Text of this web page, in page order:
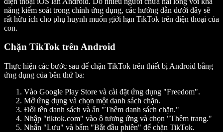
năng kiểm soát trong chính ứng dụng, các hướng dẫn dưới đây sẽ
rất hữu ích cho phụ huynh muốn giới hạn TikTok trên điện thoại của
con.
Chặn TikTok trên Android
Thực hiện các bước sau để chặn TikTok trên thiết bị Android bằng
ứng dụng của bên thứ ba:
Vào Google Play Store và cài đặt ứng dụng "Freedom".
Mở ứng dụng và chọn một danh sách chặn.
Đổi tên danh sách và ấn "Thêm danh sách chặn."
Nhập "tiktok.com" vào ô tương ứng và chọn "Thêm trang."
Nhấn "Lưu" và bấm "Bắt đầu phiên" để chặn TikTok.